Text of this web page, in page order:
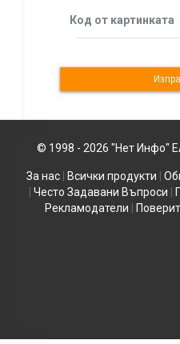
Код от картинката
© 1998 - 2026 "Нет Инфо"
За нас| Всички продукти
Често Задавани Въпроси
Рекламодатели